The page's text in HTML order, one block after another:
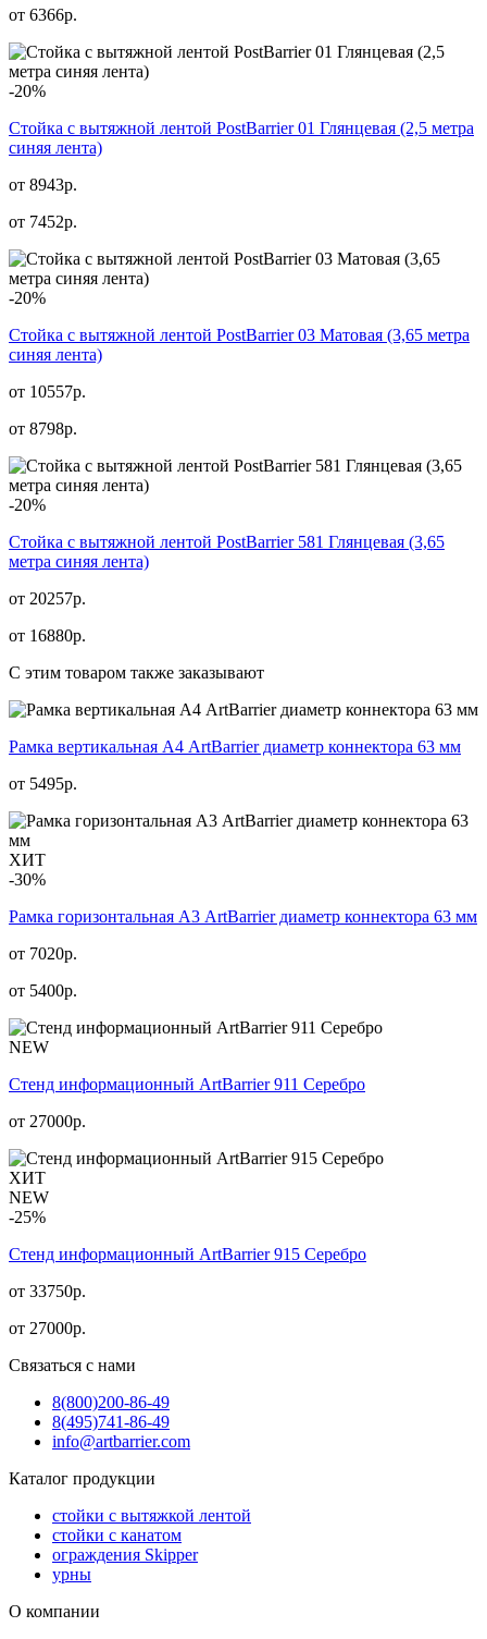
от 6366р.
-20%
Стойка с вытяжной лентой PostBarrier 01 Глянцевая (2,5 метра
синяя лента)
от 8943р.
от 7452р.
-20%
Стойка с вытяжной лентой PostBarrier 03 Матовая (3,65 метра
синяя лента)
от 10557р.
от 8798р.
-20%
Стойка с вытяжной лентой PostBarrier 581 Глянцевая (3,65
метра синяя лента)
от 20257р.
от 16880р.
С этим товаром также заказывают
Рамка вертикальная А4 ArtBarrier диаметр коннектора 63 мм
от 5495р.
ХИТ
-30%
Рамка горизонтальная А3 ArtBarrier диаметр коннектора 63 мм
от 7020р.
от 5400р.
NEW
Стенд информационный АrtBarrier 911 Серебро
от 27000р.
ХИТ
NEW
-25%
Стенд информационный АrtBarrier 915 Серебро
от 33750р.
от 27000р.
Связаться с нами
8(800)200-86-49
8(495)741-86-49
info@artbarrier.com
Каталог продукции
стойки с вытяжкой лентой
стойки с канатом
ограждения Skipper
урны
О компании